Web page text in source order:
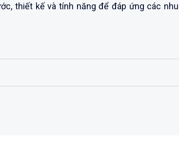
thiết kế và tính năng để đáp ứng các nhu